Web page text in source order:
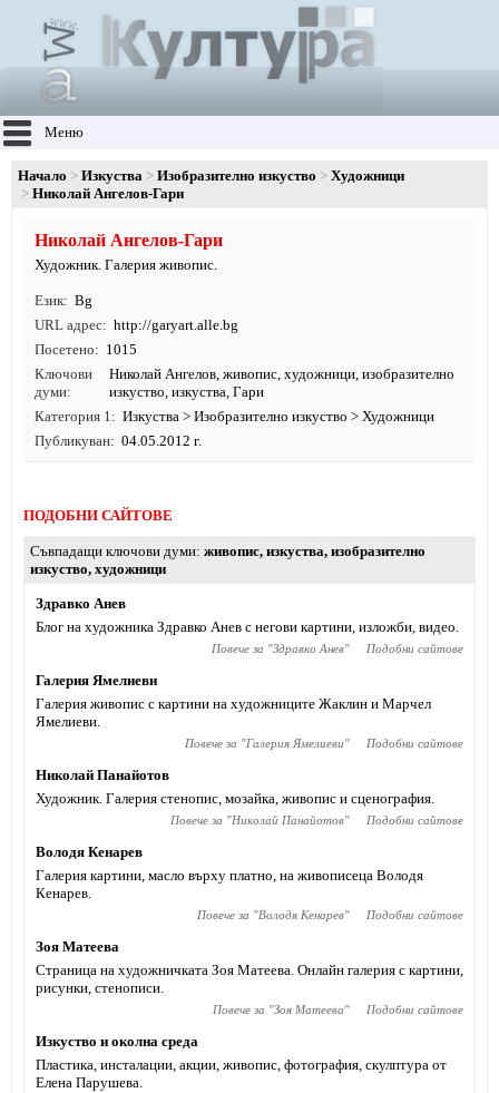
Меню
Начало Изкуства Изобразително изкуство
Художници
Николай Ангелов-Гари
Николай Ангелов-Гари
Художник. Галерия живопис.
Език
Bg
URL адрес
http://garyart.alle.bg
Посетено
1015
Ключови
думи
Николай Ангелов, живопис, художници, изобразително
изкуство, изкуства, Гари
Категория 1
Изкуства > Изобразително изкуство > Художници
Публикуван
04.05.2012 г.
ПОДОБНИ САЙТОВЕ
Съвпадащи ключови думи живопис, изкуства, изобразително
изкуство, художници
Здравко Анев
Блог на художника Здравко Анев с негови картини, изложби, видео.
Повече за "Здравко Анев" Подобни сайтове
Галерия Ямелиеви
Галерия живопис с картини на художниците Жаклин и Марчел
Ямелиеви.
Повече за "Галерия Ямелиеви" Подобни сайтове
Николай Панайотов
Художник. Галерия стенопис, мозайка, живопис и сценография.
Повече за "Николай Панайотов" Подобни сайтове
Володя Кенарев
Галерия картини, масло върху платно, на живописеца Володя
Кенарев.
Повече за "Володя Кенарев" Подобни сайтове
Зоя Матеева
Страница на художничката Зоя Матеева. Онлайн галерия с картини,
рисунки, стенописи.
Повече за "Зоя Матеева" Подобни сайтове
Изкуство и околна среда
Пластика, инсталации, акции, живопис, фотография, скулптура от
Елена Парушева.